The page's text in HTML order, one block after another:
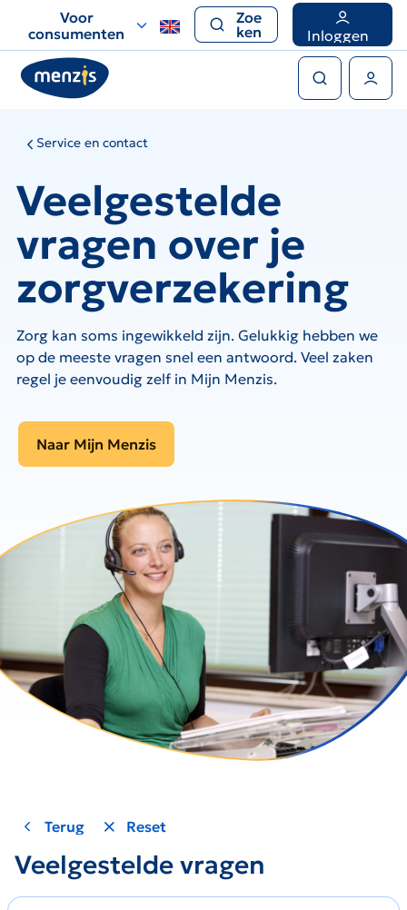
voor
snelle
navigatie
Voor
consumenten
Zoe
ken
Inloggen
Service en contact
Veelgestelde
vragen over je
zorgverzekering
Zorg kan soms ingewikkeld zijn. Gelukkig hebben we
op de meeste vragen snel een antwoord. Veel zaken
regel je eenvoudig zelf in Mijn Menzis.
Naar Mijn Menzis
Terug Reset
Veelgestelde vragen